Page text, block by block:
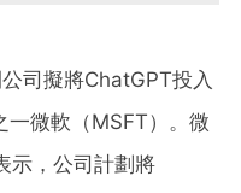
司擬將ChatGPT投入
一微軟（MSFT）。微
示，公司計劃將